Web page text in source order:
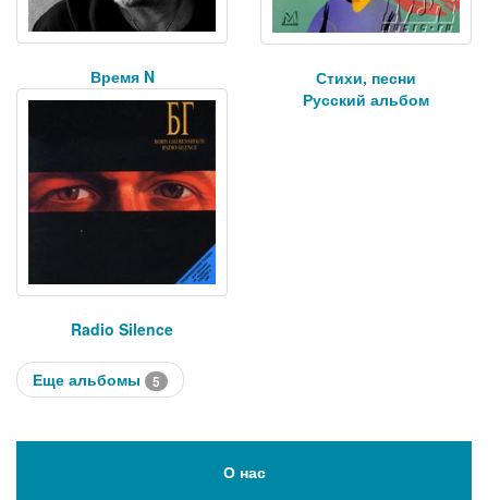
Время N Стихи, песни
Radio Silence
Русский альбом
Еще альбомы 5
О нас